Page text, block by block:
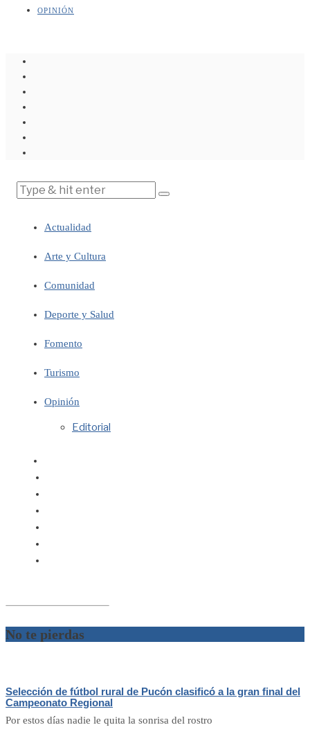
OPINIÓN
Actualidad
Arte y Cultura
Comunidad
Deporte y Salud
Fomento
Turismo
Opinión
Editorial
No te pierdas
Selección de fútbol rural de Pucón clasificó a la gran final del
Campeonato Regional
Por estos días nadie le quita la sonrisa del rostro